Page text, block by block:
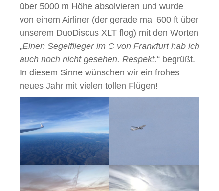
über 5000 m Höhe absolvieren und wurde
von einem Airliner (der gerade mal 600 ft über
unserem DuoDiscus XLT flog) mit den Worten
„Einen Segelflieger im C von Frankfurt hab ich
auch noch nicht gesehen. Respekt.“ begrüßt.
In diesem Sinne wünschen wir ein frohes
neues Jahr mit vielen tollen Flügen!